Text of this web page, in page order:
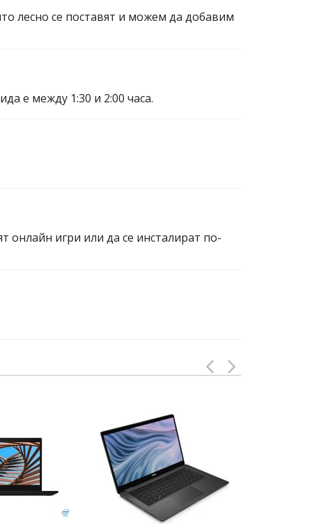
лесно се поставят и можем да добавим
е между 1:30 и 2:00 часа.
онлайн игри или да се инсталират по-